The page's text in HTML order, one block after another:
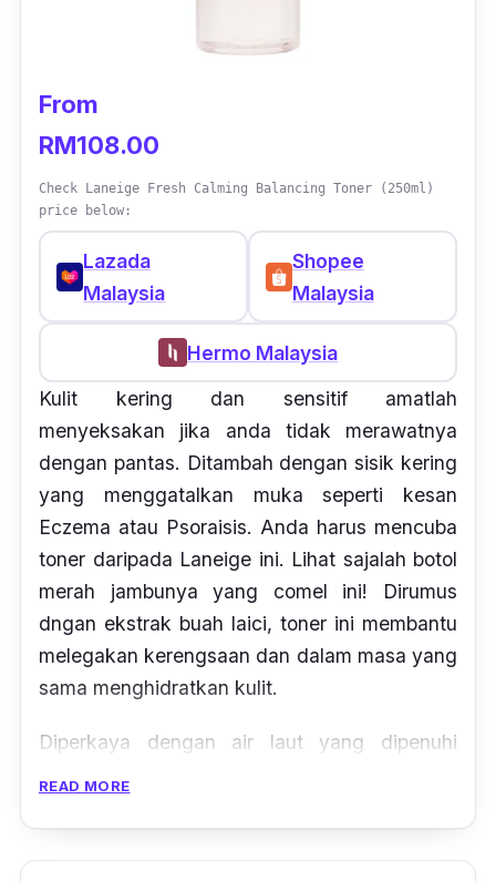
From
RM108.00
Check Laneige Fresh Calming Balancing Toner (250ml)
price below:
Lazada
Malaysia
Shopee
Malaysia
Hermo Malaysia
Kulit kering dan sensitif amatlah
menyeksakan jika anda tidak merawatnya
dengan pantas. Ditambah dengan sisik kering
yang menggatalkan muka seperti kesan
Eczema atau Psoraisis. Anda harus mencuba
toner daripada Laneige ini. Lihat sajalah botol
merah jambunya yang comel ini! Dirumus
dngan ekstrak buah laici, toner ini membantu
melegakan kerengsaan dan dalam masa yang
sama menghidratkan kulit.
Diperkaya dengan air laut yang dipenuhi
READ MORE